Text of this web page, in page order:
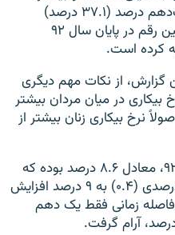
ایران در بهار سال ۹۳ به ۳۷ و یک‌دهم درصد (۳۷.۱ درصد)
رسیده است که در مقایسه با همین رقم در پایان سال ۹۲
گزارش، از نکات مهم دیگری
بیکاری در میان مردان بیشتر
نرخ بیکاری زنان بیشتر از
نرخ بیکاری مردان در پاسان سال ۹۲، معادل ۸.۶ درصد بوده که
در بهار امسال با رشد چهار دهم درصدی (۰.۴) به ۹ درصد افزایش
فاصله زمانی فقط یک دهم